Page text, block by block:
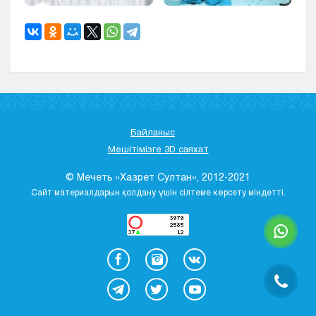
Байланыс
Мешітімізге 3D саяхат
© Мечеть «Хазрет Султан», 2012-2021
Сайт материалдарын қолдану үшін сілтеме көрсету міндетті.